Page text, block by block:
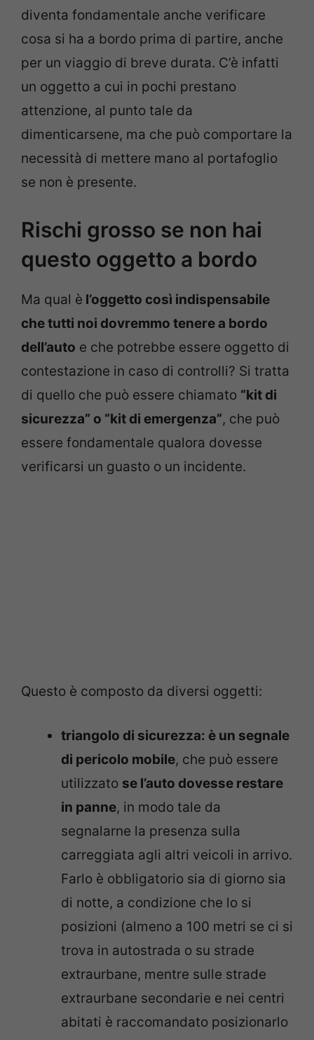
diventa fondamentale anche verificare
cosa si ha a bordo prima di partire, anche
per un viaggio di breve durata. C’è infatti
un oggetto a cui in pochi prestano
attenzione, al punto tale da
dimenticarsene, ma che può comportare la
necessità di mettere mano al portafoglio
se non è presente.
Rischi grosso se non hai
questo oggetto a bordo
Ma qual è l’oggetto così indispensabile
che tutti noi dovremmo tenere a bordo
dell’auto e che potrebbe essere oggetto di
contestazione in caso di controlli? Si tratta
di quello che può essere chiamato “kit di
sicurezza” o “kit di emergenza”, che può
essere fondamentale qualora dovesse
verificarsi un guasto o un incidente.
Questo è composto da diversi oggetti:
triangolo di sicurezza: è un segnale
di pericolo mobile, che può essere
utilizzato se l’auto dovesse restare
in panne, in modo tale da
segnalarne la presenza sulla
carreggiata agli altri veicoli in arrivo.
Farlo è obbligatorio sia di giorno sia
di notte, a condizione che lo si
posizioni (almeno a 100 metri se ci si
trova in autostrada o su strade
extraurbane, mentre sulle strade
extraurbane secondarie e nei centri
abitati è raccomandato posizionarlo